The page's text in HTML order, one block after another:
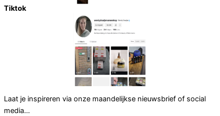
Tiktok
Laat je inspireren via onze maandelijkse nieuwsbrief of social
media…